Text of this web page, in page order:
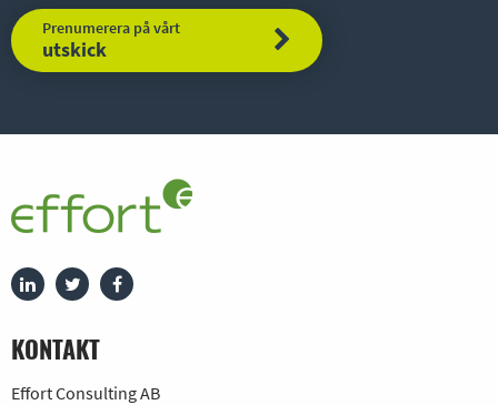
Prenumerera på vårt
utskick
KONTAKT
Effort Consulting AB